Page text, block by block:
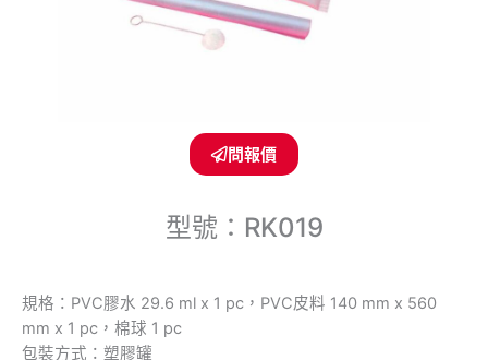
問報價
型號：RK019
規格：PVC膠水 29.6 ml x 1 pc，PVC皮料 140 mm x 560
mm x 1 pc，棉球 1 pc
包裝方式：塑膠罐